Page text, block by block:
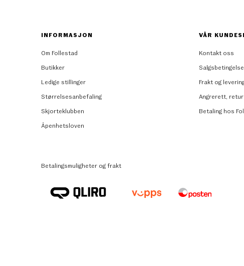
INFORMASJON
Om Follestad
Butikker
Ledige stillinger
Størrelsesanbefaling
Skjorteklubben
Åpenhetsloven
VÅR
Kontakt oss
Frakt og
Angrerett,
Betaling hos
Betalingsmuligheter og frakt